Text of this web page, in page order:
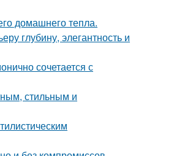
домашнего тепла.
глубину, элегантность и
сочетается с
стильным и